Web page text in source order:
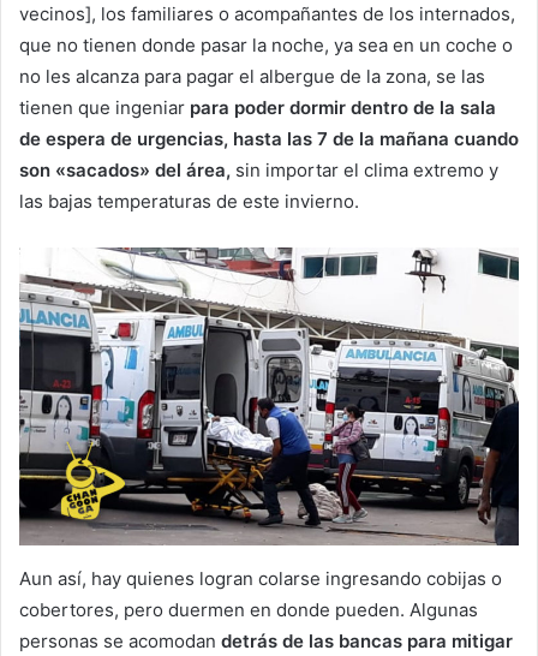
vecinos], los familiares o acompañantes de los internados,
que no tienen donde pasar la noche, ya sea en un coche o
no les alcanza para pagar el albergue de la zona, se las
tienen que ingeniar para poder dormir dentro de la sala
de espera de urgencias, hasta las 7 de la mañana cuando
son «sacados» del área, sin importar el clima extremo y
las bajas temperaturas de este invierno.
Aun así, hay quienes logran colarse ingresando cobijas o
cobertores, pero duermen en donde pueden. Algunas
personas se acomodan detrás de las bancas para mitigar